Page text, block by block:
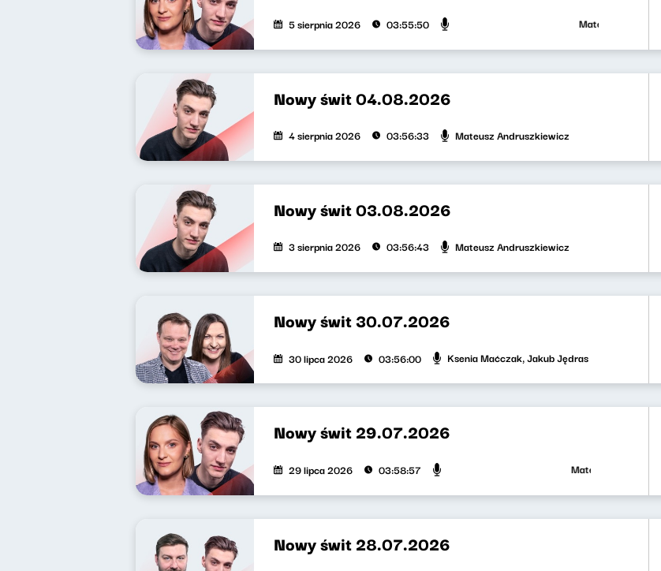
5 sierpnia 2026 03:55:50 Mateusz
Nowy świt 04.08.2026
4 sierpnia 2026 03:56:33 Mateusz Andruszkiewicz
Nowy świt 03.08.2026
3 sierpnia 2026 03:56:43 Mateusz Andruszkiewicz
Nowy świt 30.07.2026
30 lipca 2026 03:56:00 Ksenia Maćczak, Jakub Jędras
Nowy świt 29.07.2026
29 lipca 2026 03:58:57 Mateusz
Nowy świt 28.07.2026